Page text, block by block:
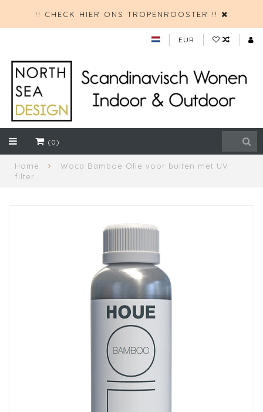
!! CHECK HIER ONS TROPENROOSTER !!
EUR
(0)
Home
Woca Bamboe Olie voor buiten met UV
filter